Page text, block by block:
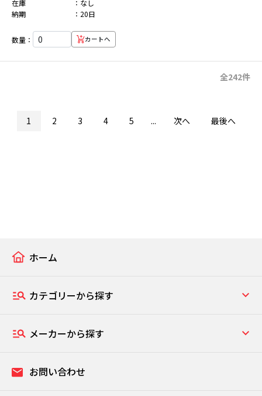
在庫
なし
納期
20日
数量： カートへ
全242件
1 2 3 4 5 ... 次へ 最後へ
ホーム
カテゴリーから探す
メーカーから探す
お問い合わせ